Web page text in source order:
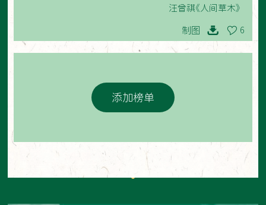
汪曾祺《人间草木》
制图 6
添加榜单